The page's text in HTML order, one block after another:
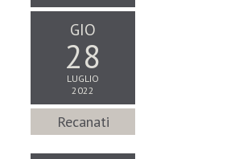
GIO
28
LUGLIO
2022
Recanati